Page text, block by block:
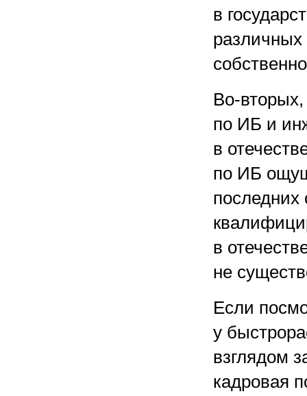
в
различных
Во-
по ИБ и
в
по ИБ
последних
в
не
Если
у
взглядом
кадровая